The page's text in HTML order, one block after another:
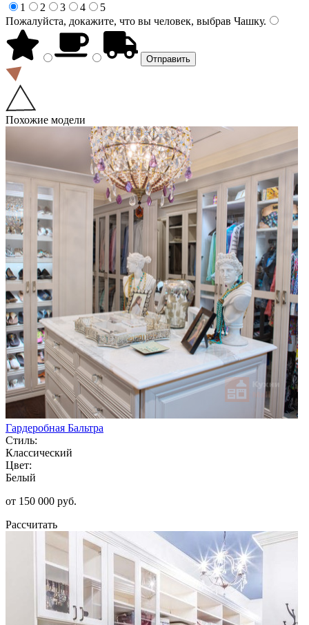
1
2 3 4
5
Пожалуйста, докажите, что вы человек, выбрав Чашку.
Похожие модели
Гардеробная Бальтра
Стиль:
Классический
Цвет:
Белый
от 150 000 руб.
Рассчитать